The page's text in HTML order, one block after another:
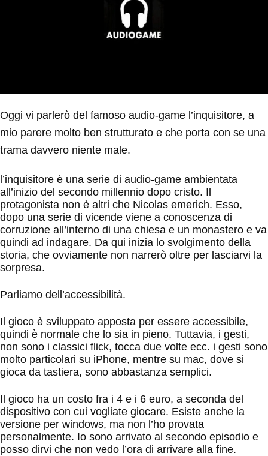
Oggi vi parlerò del famoso audio-game l’inquisitore, a
mio parere molto ben strutturato e che porta con se una
trama davvero niente male.
l’inquisitore è una serie di audio-game ambientata
all’inizio del secondo millennio dopo cristo. Il
protagonista non è altri che Nicolas emerich. Esso,
dopo una serie di vicende viene a conoscenza di
corruzione all’interno di una chiesa e un monastero e va
quindi ad indagare. Da qui inizia lo svolgimento della
storia, che ovviamente non narrerò oltre per lasciarvi la
sorpresa.
Parliamo dell’accessibilità.
Il gioco è sviluppato apposta per essere accessibile,
quindi è normale che lo sia in pieno. Tuttavia, i gesti,
non sono i classici flick, tocca due volte ecc. i gesti sono
molto particolari su iPhone, mentre su mac, dove si
gioca da tastiera, sono abbastanza semplici.
Il gioco ha un costo fra i 4 e i 6 euro, a seconda del
dispositivo con cui vogliate giocare. Esiste anche la
versione per windows, ma non l’ho provata
personalmente. Io sono arrivato al secondo episodio e
posso dirvi che non vedo l’ora di arrivare alla fine.